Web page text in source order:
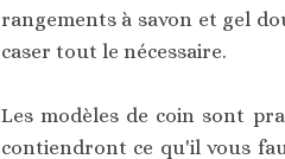
rangements à savon et gel
caser tout le nécessaire.
Les modèles de coin sont
contiendront ce qu'il vous